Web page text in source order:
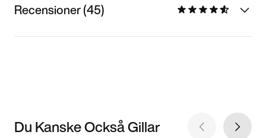
Recensioner (45)
Du Kanske Också Gillar